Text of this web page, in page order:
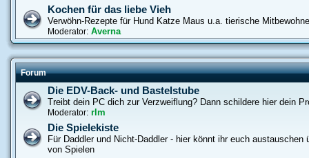
Kochen für das liebe Vieh
Verwöhn-Rezepte für Hund Katze Maus u.a. tierische
Moderator: Averna
Forum
Die EDV-Back- und Bastelstube
Treibt dein PC dich zur Verzweiflung? Dann schildere hier dein
Moderator: rlm
Die Spielekiste
Für Daddler und Nicht-Daddler - hier könnt ihr euch austauschen
von Spielen